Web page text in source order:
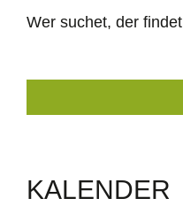
Wer suchet, der findet
KALENDER